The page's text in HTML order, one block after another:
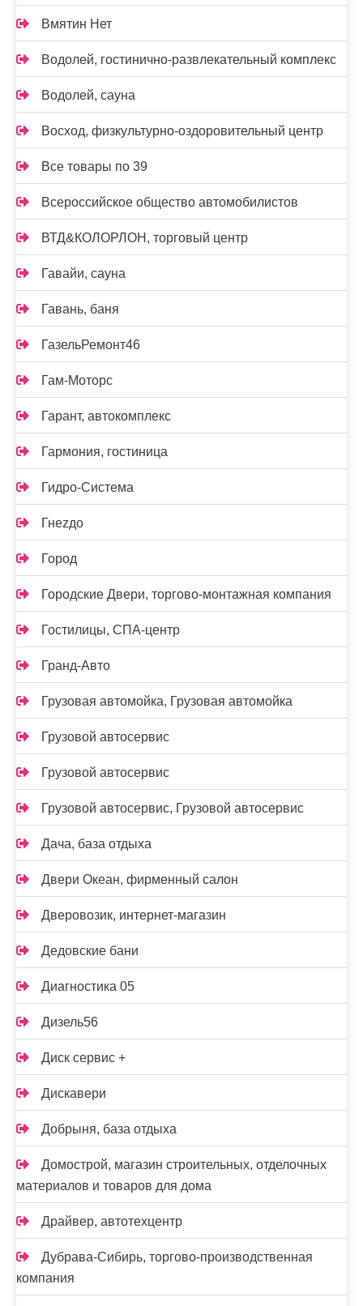
Вмятин Нет
Водолей, гостинично-развлекательный комплекс
Водолей, сауна
Восход, физкультурно-оздоровительный центр
Все товары по 39
Всероссийское общество автомобилистов
ВТД&КОЛОРЛОН, торговый центр
Гавайи, сауна
Гавань, баня
ГазельРемонт46
Гам-Моторс
Гарант, автокомплекс
Гармония, гостиница
Гидро-Система
Гнеzдо
Город
Городские Двери, торгово-монтажная компания
Гостилицы, СПА-центр
Гранд-Авто
Грузовая автомойка, Грузовая автомойка
Грузовой автосервис
Грузовой автосервис
Грузовой автосервис, Грузовой автосервис
Дача, база отдыха
Двери Океан, фирменный салон
Дверовозик, интернет-магазин
Дедовские бани
Диагностика 05
Дизель56
Диск сервис +
Дискавери
Добрыня, база отдыха
Домострой, магазин строительных, отделочных
материалов и товаров для дома
Драйвер, автотехцентр
Дубрава-Сибирь, торгово-производственная
компания